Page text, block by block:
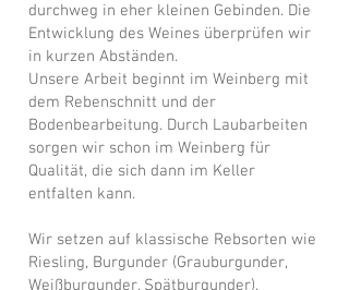
durchweg in eher kleinen Gebinden. Die
Entwicklung des Weines überprüfen wir
in kurzen Abständen.
Unsere Arbeit beginnt im Weinberg mit
dem Rebenschnitt und der
Bodenbearbeitung. Durch Laubarbeiten
sorgen wir schon im Weinberg für
Qualität, die sich dann im Keller
entfalten kann.
Wir setzen auf klassische Rebsorten wie
Riesling, Burgunder (Grauburgunder,
Weißburgunder, Spätburgunder),